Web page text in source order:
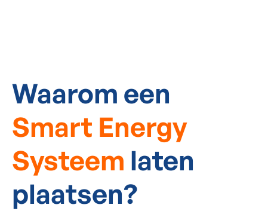
Waarom een
Smart Energy
Systeem laten
plaatsen?